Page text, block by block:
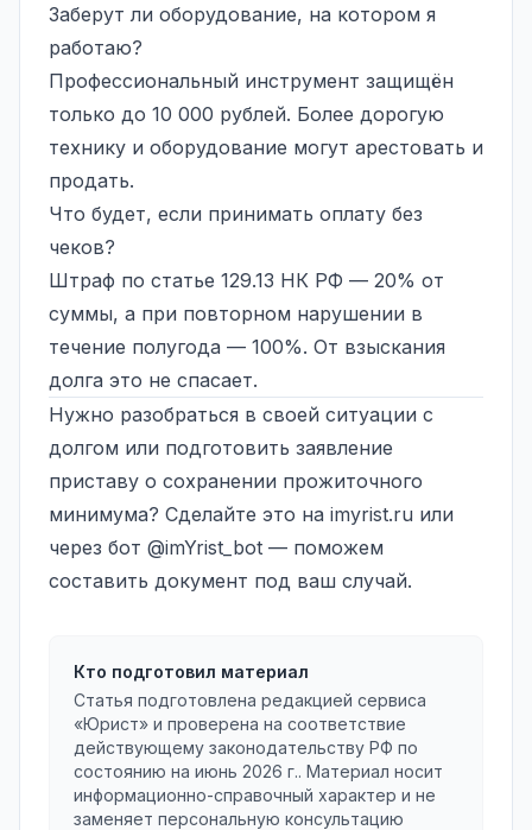
Заберут ли оборудование, на котором я
работаю?
Профессиональный инструмент защищён
только до 10 000 рублей. Более дорогую
технику и оборудование могут арестовать и
продать.
Что будет, если принимать оплату без
чеков?
Штраф по статье 129.13 НК РФ — 20% от
суммы, а при повторном нарушении в
течение полугода — 100%. От взыскания
долга это не спасает.
Нужно разобраться в своей ситуации с
долгом или подготовить заявление
приставу о сохранении прожиточного
минимума? Сделайте это на imyrist.ru или
через бот @imYrist_bot — поможем
составить документ под ваш случай.
Кто подготовил материал
Статья подготовлена редакцией сервиса
«Юрист» и проверена на соответствие
действующему законодательству РФ по
состоянию на июнь 2026 г.. Материал носит
информационно-справочный характер и не
заменяет персональную консультацию